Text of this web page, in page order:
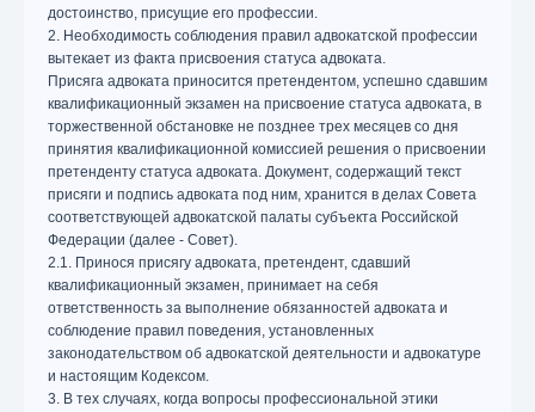
достоинство, присущие его профессии.
2. Необходимость соблюдения правил адвокатской профессии
вытекает из факта присвоения статуса адвоката.
Присяга адвоката приносится претендентом, успешно сдавшим
квалификационный экзамен на присвоение статуса адвоката, в
торжественной обстановке не позднее трех месяцев со дня
принятия квалификационной комиссией решения о присвоении
претенденту статуса адвоката. Документ, содержащий текст
присяги и подпись адвоката под ним, хранится в делах Совета
соответствующей адвокатской палаты субъекта Российской
Федерации (далее - Совет).
2.1. Принося присягу адвоката, претендент, сдавший
квалификационный экзамен, принимает на себя
ответственность за выполнение обязанностей адвоката и
соблюдение правил поведения, установленных
законодательством об адвокатской деятельности и адвокатуре
и настоящим Кодексом.
3. В тех случаях, когда вопросы профессиональной этики